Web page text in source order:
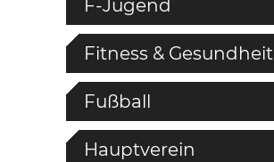
F-Jugend
Fitness & Gesundheit
Fußball
Hauptverein